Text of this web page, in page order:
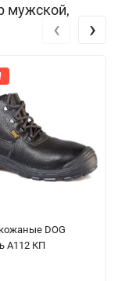
мужской,
DOG
А112 КП
‹ ›